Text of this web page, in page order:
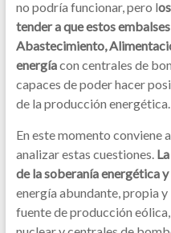
no podría funcionar, pero l
tender a que estos
Abastecimiento,
energíacon centrales de
capaces de poder hacer
de la producción energética.
En este momento conviene
analizar estas cuestiones.
de la soberanía energética
energía abundante, propia y
fuente de producción